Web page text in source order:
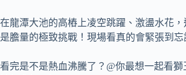
在龍潭大池的高樁上凌空跳躍、激盪水花
是膽量的極致挑戰！現場看真的會緊張到忘
看完是不是熱血沸騰了？@你最想一起看